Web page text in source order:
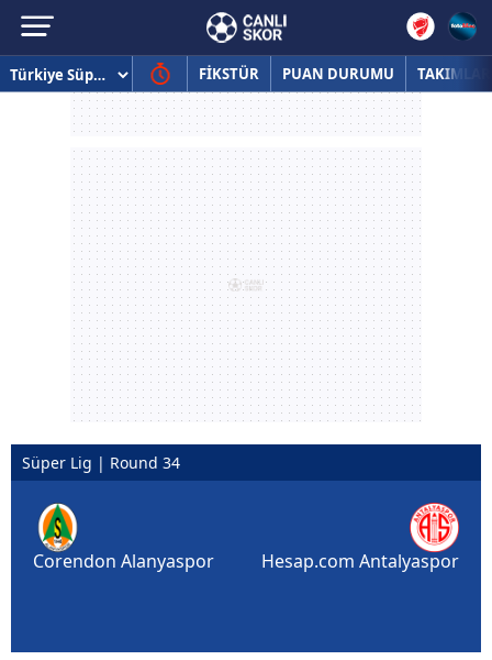
FİKSTÜR PUAN DURUMU TAKIMLAR
Süper Lig | Round 34
Corendon Alanyaspor Hesap.com Antalyaspor